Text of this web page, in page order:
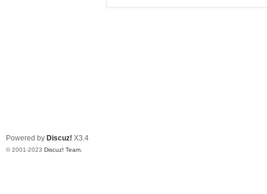
Powered by Discuz! X3.4
© 2001-2023 Discuz! Team